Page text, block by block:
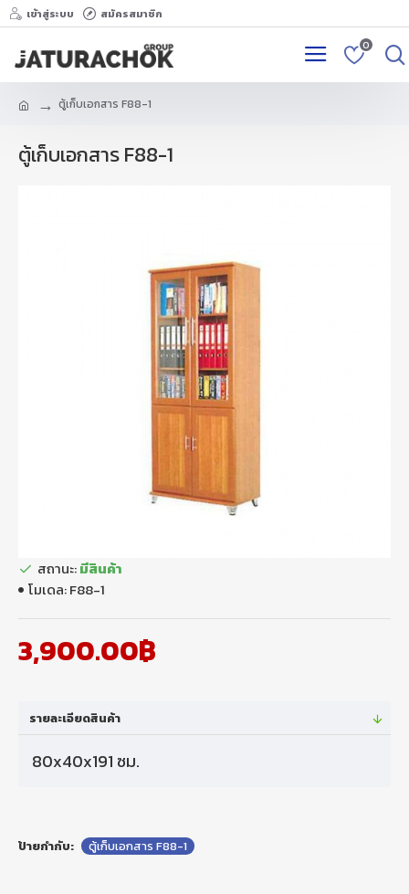
เข้าสู่ระบบ สมัครสมาชิก
0
ตู้เก็บเอกสาร F88-1
ตู้เก็บเอกสาร F88-1
3,900.00฿
สถานะ:มีสินค้า
โมเดล:F88-1
รายละเอียดสินค้า
80x40x191 ซม.
ป้ายกำกับ: ตู้เก็บเอกสาร F88-1